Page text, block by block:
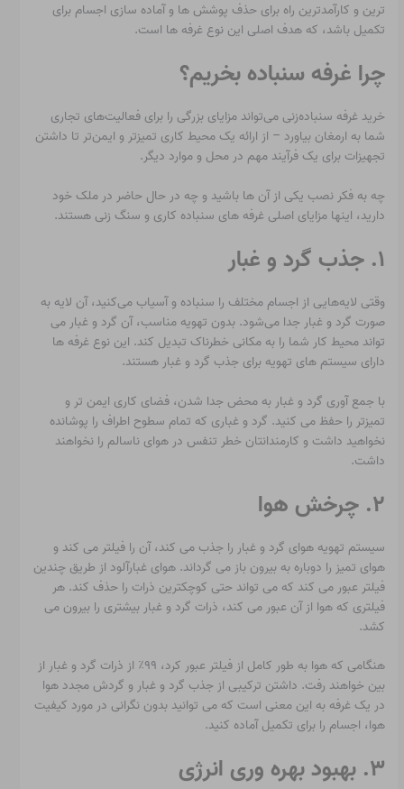
ترین و کارآمدترین راه برای حذف پوشش ها و آماده سازی اجسام برای
تکمیل باشد، که هدف اصلی این نوع غرفه ها است.
چرا غرفه سنباده بخریم؟
خرید غرفه سنباده‌زنی می‌تواند مزایای بزرگی را برای فعالیت‌های تجاری
شما به ارمغان بیاورد – از ارائه یک محیط کاری تمیزتر و ایمن‌تر تا داشتن
تجهیزات برای یک فرآیند مهم در محل و موارد دیگر.
چه به فکر نصب یکی از آن ها باشید و چه در حال حاضر در ملک خود
دارید، اینها مزایای اصلی غرفه های سنباده کاری و سنگ زنی هستند.
۱. جذب گرد و غبار
وقتی لایه‌هایی از اجسام مختلف را سنباده و آسیاب می‌کنید، آن لایه به
صورت گرد و غبار جدا می‌شود. بدون تهویه مناسب، آن گرد و غبار می
تواند محیط کار شما را به مکانی خطرناک تبدیل کند. این نوع غرفه ها
دارای سیستم های تهویه برای جذب گرد و غبار هستند.
با جمع آوری گرد و غبار به محض جدا شدن، فضای کاری ایمن تر و
تمیزتر را حفظ می کنید. گرد و غباری که تمام سطوح اطراف را پوشانده
نخواهید داشت و کارمندانتان خطر تنفس در هوای ناسالم را نخواهند
داشت.
۲. چرخش هوا
سیستم تهویه هوای گرد و غبار را جذب می کند، آن را فیلتر می کند و
هوای تمیز را دوباره به بیرون باز می گرداند. هوای غبارآلود از طریق چندین
فیلتر عبور می کند که می تواند حتی کوچکترین ذرات را حذف کند. هر
فیلتری که هوا از آن عبور می کند، ذرات گرد و غبار بیشتری را بیرون می
کشد.
هنگامی که هوا به طور کامل از فیلتر عبور کرد، ۹۹٪ از ذرات گرد و غبار از
بین خواهند رفت. داشتن ترکیبی از جذب گرد و غبار و گردش مجدد هوا
در یک غرفه به این معنی است که می توانید بدون نگرانی در مورد کیفیت
هوا، اجسام را برای تکمیل آماده کنید.
۳. بهبود بهره وری انرژی